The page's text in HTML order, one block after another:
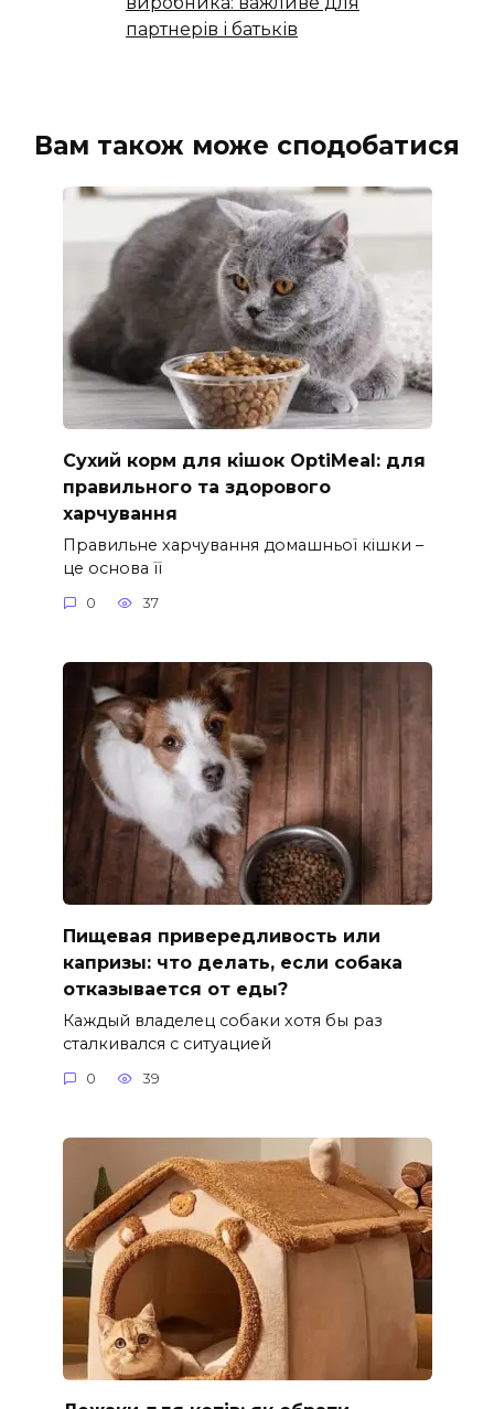
партнерів і батьків
Вам також може сподобатися
Сухий корм для кішок OptiMeal: для
правильного та здорового
харчування
Правильне харчування домашньої кішки –
це основа її
0 37
Пищевая привередливость или
капризы: что делать, если собака
отказывается от еды?
Каждый владелец собаки хотя бы раз
сталкивался с ситуацией
0 39